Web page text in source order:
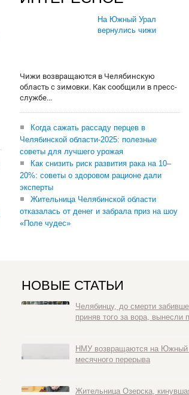
На Южный Урал
вернулись чижи
Чижи возвращаются в Челябинскую
область с зимовки. Как сообщили в пресс-
службе...
Когда сажать рассаду перцев в
Челябинской области-2025: полезные
советы для лучшего урожая
Как снизить риск развития рака на 10–
20%: советы о здоровом рационе дали
эксперты
Жительница Челябинской области
отказалась от денег и забрала приз на шоу
«Поле чудес»
НОВЫЕ СТАТЬИ
Челябинцу, до смерти
приняв того за вора, вынесли
НМУ возвращаются на Южный
месячного перерыва
Жительница Озерска,